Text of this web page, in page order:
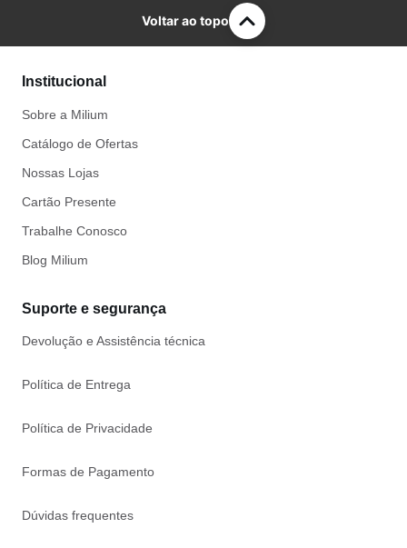
Voltar ao topo
Institucional
Sobre a Milium
Catálogo de Ofertas
Nossas Lojas
Cartão Presente
Trabalhe Conosco
Blog Milium
Suporte e segurança
Devolução e Assistência técnica
Política de Entrega
Política de Privacidade
Formas de Pagamento
Dúvidas frequentes